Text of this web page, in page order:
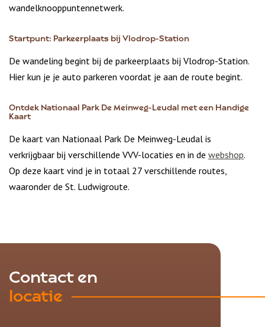
wandelknooppuntennetwerk.
Startpunt: Parkeerplaats bij Vlodrop-Station
De wandeling begint bij de parkeerplaats bij Vlodrop-Station.
Hier kun je je auto parkeren voordat je aan de route begint.
Ontdek Nationaal Park De Meinweg-Leudal met een Handige
Kaart
De kaart van Nationaal Park De Meinweg-Leudal is
verkrijgbaar bij verschillende VVV-locaties en in de webshop.
Op deze kaart vind je in totaal 27 verschillende routes,
waaronder de St. Ludwigroute.
Contact en
locatie